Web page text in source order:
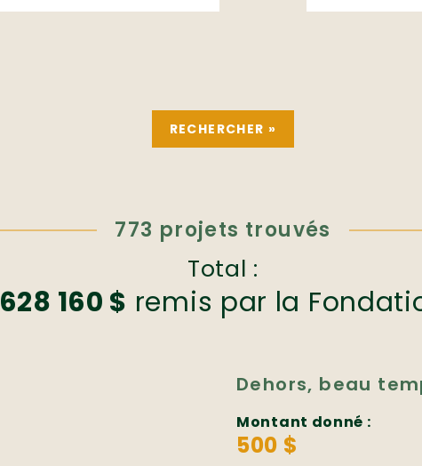
773 projets trouvés
Total :
628 160 $ remis par la
Dehors, beau
Montant donné :
500 $